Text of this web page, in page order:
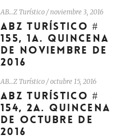
AB…Z Turístico/noviembre 3, 2016
ABZ TURÍSTICO #
155, 1A. QUINCENA
DE NOVIEMBRE DE
2016
AB…Z Turístico/octubre 15, 2016
ABZ TURÍSTICO #
154, 2A. QUINCENA
DE OCTUBRE DE
2016